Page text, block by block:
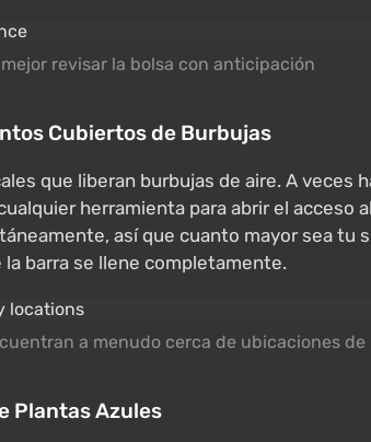
mejor revisar la bolsa con anticipación
Cubiertos de Burbujas
que liberan burbujas de aire. A veces
herramienta para abrir el acceso
así que cuanto mayor sea tu
barra se llene completamente.
a menudo cerca de ubicaciones de
Plantas Azules